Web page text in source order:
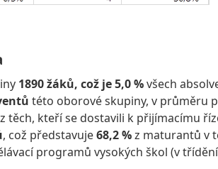
1890 žáků, což je 5,0 %všech
této oborové skupiny, v průměru
těch, kteří se dostavili k přijímacímu
, což představuje68,2 %z maturantů v
programů vysokých škol (v